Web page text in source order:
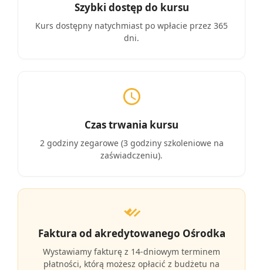
Szybki dostęp do kursu
Kurs dostępny natychmiast po wpłacie przez 365
dni.
Czas trwania kursu
2 godziny zegarowe (3 godziny szkoleniowe na
zaświadczeniu).
Faktura od akredytowanego Ośrodka
Wystawiamy fakturę z 14-dniowym terminem
płatności, którą możesz opłacić z budżetu na